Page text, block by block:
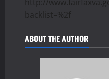
http://
backlist=%2f
ABOUT THE AUTHOR